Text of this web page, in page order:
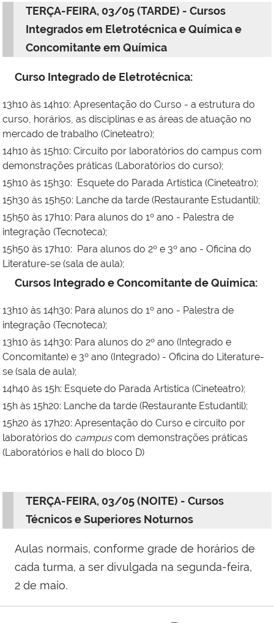
TERÇA-FEIRA, 03/05 (TARDE) - Cursos
Integrados em Eletrotécnica e Química e
Concomitante em Química
Curso Integrado de Eletrotécnica:
13h10 às 14h10: Apresentação do Curso - a estrutura do
curso, horários, as disciplinas e as áreas de atuação no
mercado de trabalho (Cineteatro);
14h10 às 15h10: Circuito por laboratórios do campus com
demonstrações práticas (Laboratórios do curso);
15h10 às 15h30: Esquete do Parada Artística (Cineteatro);
15h30 às 15h50: Lanche da tarde (Restaurante Estudantil);
15h50 às 17h10: Para alunos do 1º ano - Palestra de
integração (Tecnoteca);
15h50 às 17h10: Para alunos do 2º e 3º ano - Oficina do
Literature-se (sala de aula);
Cursos Integrado e Concomitante de Química:
13h10 às 14h30: Para alunos do 1º ano - Palestra de
integração (Tecnoteca);
13h10 às 14h30: Para alunos do 2º ano (Integrado e
Concomitante) e 3º ano (Integrado) - Oficina do Literature-
se (sala de aula);
14h40 às 15h: Esquete do Parada Artística (Cineteatro);
15h às 15h20: Lanche da tarde (Restaurante Estudantil);
15h20 às 17h20: Apresentação do Curso e circuito por
laboratórios do campuscom demonstrações práticas
(Laboratórios e hall do bloco D)
TERÇA-FEIRA, 03/05 (NOITE) - Cursos
Técnicos e Superiores Noturnos
Aulas normais, conforme grade de horários de
cada turma, a ser divulgada na segunda-feira,
2 de maio.